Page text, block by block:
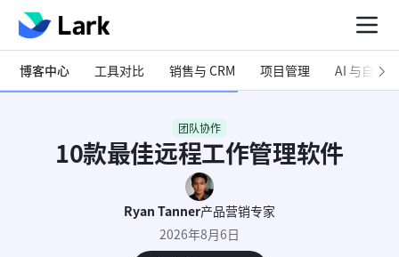
博客中心 工具对比 销售与 CRM 项目管理 AI 与自动化
团队协作
10款最佳远程工作管理软件
Ryan Tanner产品营销专家
2026年8月6日